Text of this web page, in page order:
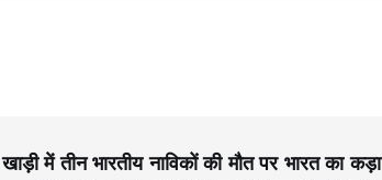
खाड़ी में तीन भारतीय नाविकों की मौत पर भारत का कड़ा